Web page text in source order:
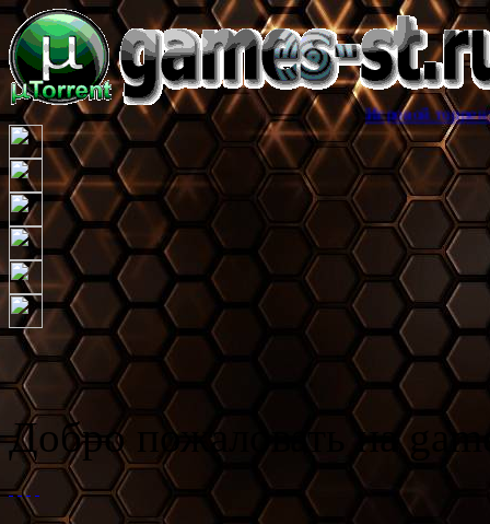
Игровой торрент трекер
Добро пожаловать на